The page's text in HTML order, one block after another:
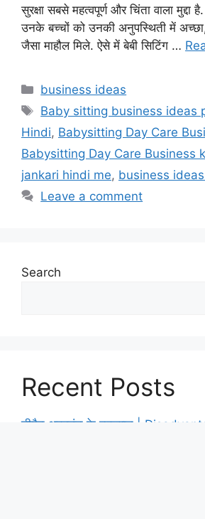
सुरक्षा सबसे महत्वपूर्ण और चिंता वाला मुद्दा
उनके बच्चों को उनकी अनुपस्थिती में
जैसा माहौल मिले. ऐसे में बेबी सिटिंग …
Categories
business ideas
Tags
Baby sitting business ideas
Hindi, Babysitting Day Care
Babysitting Day Care Business
jankari hindi me, business
Leave a comment
Search
Recent Posts
डीमैट अकाउंट के नुकसान |